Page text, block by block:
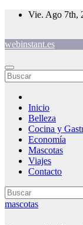
Saltar
Vie. Ago 7th,
webinstant.es
Inicio
Belleza
Cocina y
Economía
Mascotas
Viajes
Contacto
mascotas